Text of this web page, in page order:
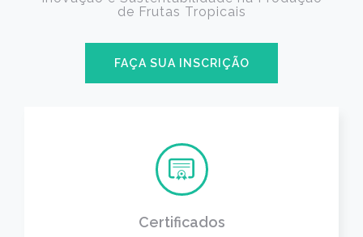
de Frutas Tropicais
FAÇA SUA INSCRIÇÃO
Certificados